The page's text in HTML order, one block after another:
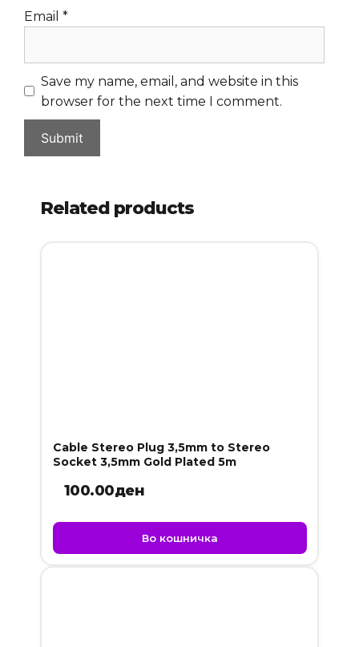
Email *
Save my name, email, and website in this
browser for the next time I comment.
Related products
Cable Stereo Plug 3,5mm to Stereo
Socket 3,5mm Gold Plated 5m
100.00ден
Во кошничка